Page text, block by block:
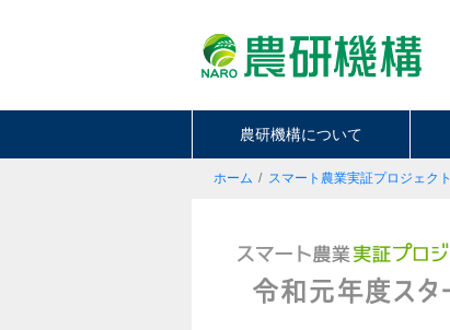
農研機構について
ホーム スマート農業実証プロジェクト